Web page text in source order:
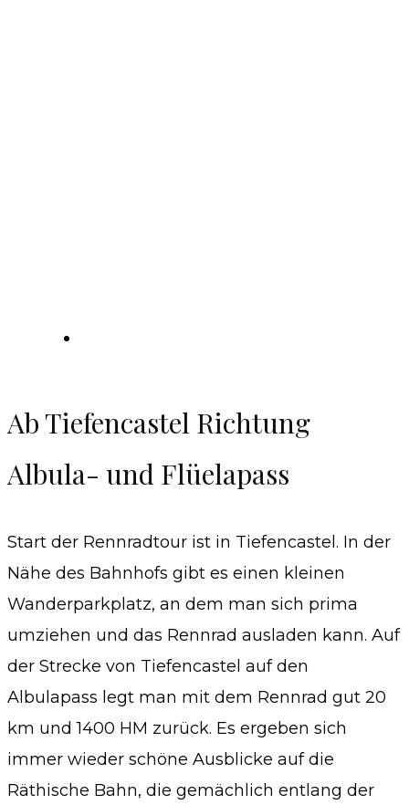
Ab Tiefencastel Richtung
Albula- und Flüelapass
Start der Rennradtour ist in Tiefencastel. In der
Nähe des Bahnhofs gibt es einen kleinen
Wanderparkplatz, an dem man sich prima
umziehen und das Rennrad ausladen kann. Auf
der Strecke von Tiefencastel auf den
Albulapass legt man mit dem Rennrad gut 20
km und 1400 HM zurück. Es ergeben sich
immer wieder schöne Ausblicke auf die
Räthische Bahn, die gemächlich entlang der